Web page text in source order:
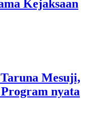
Kejaksaan
Mesuji,
nyata